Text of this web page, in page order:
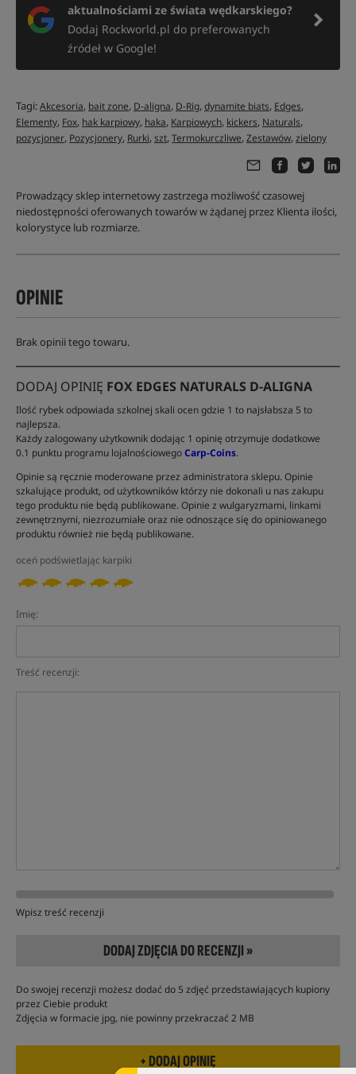
aktualnościami ze świata wędkarskiego?
Dodaj Rockworld.pl do preferowanych
źródeł w Google!
Tagi:Akcesoria, bait zone, D-aligna, D-Rig,dynamite biats, Edges,
Elementy, Fox, hak karpiowy, haka, Karpiowych, kickers, Naturals,
pozycjoner, Pozycjonery, Rurki,szt,Termokurczliwe,Zestawów,zielony
Prowadzący sklep internetowy zastrzega możliwość czasowej
niedostępności oferowanych towarów w żądanej przez Klienta ilości,
kolorystyce lub rozmiarze.
OPINIE
Brak opinii tego towaru.
DODAJ OPINIĘ FOX EDGES NATURALS D-ALIGNA
Ilość rybek odpowiada szkolnej skali ocen gdzie 1 to najsłabsza 5 to
najlepsza.
Każdy zalogowany użytkownik dodając 1 opinię otrzymuje dodatkowe
0.1 punktu programu lojalnościowegoCarp-Coins.
Opinie są ręcznie moderowane przez administratora sklepu. Opinie
szkalujące produkt, od użytkowników którzy nie dokonali u nas zakupu
tego produktu nie będą publikowane. Opinie z wulgaryzmami, linkami
zewnętrznymi, niezrozumiałe oraz nie odnoszące się do opiniowanego
produktu również nie będą publikowane.
oceń podświetlając karpiki
Imię:
Treść recenzji:
Wpisz treść recenzji
DODAJ ZDJĘCIA DO RECENZJI »
Do swojej recenzji możesz dodać do 5 zdjęć przedstawiających kupiony
przez Ciebie produkt
Zdjęcia w formacie jpg, nie powinny przekraczać 2 MB